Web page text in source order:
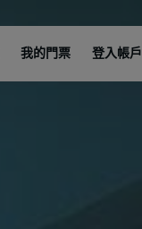
我的門票 登入帳戶